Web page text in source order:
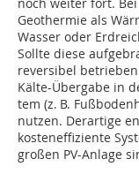
Geothermie als
Wasser oder
Sollte diese
reversibel
Kälte-Übergabe in
tem (z. B.
nutzen. Derartige
kosteneffiziente
großen PV-Anlage